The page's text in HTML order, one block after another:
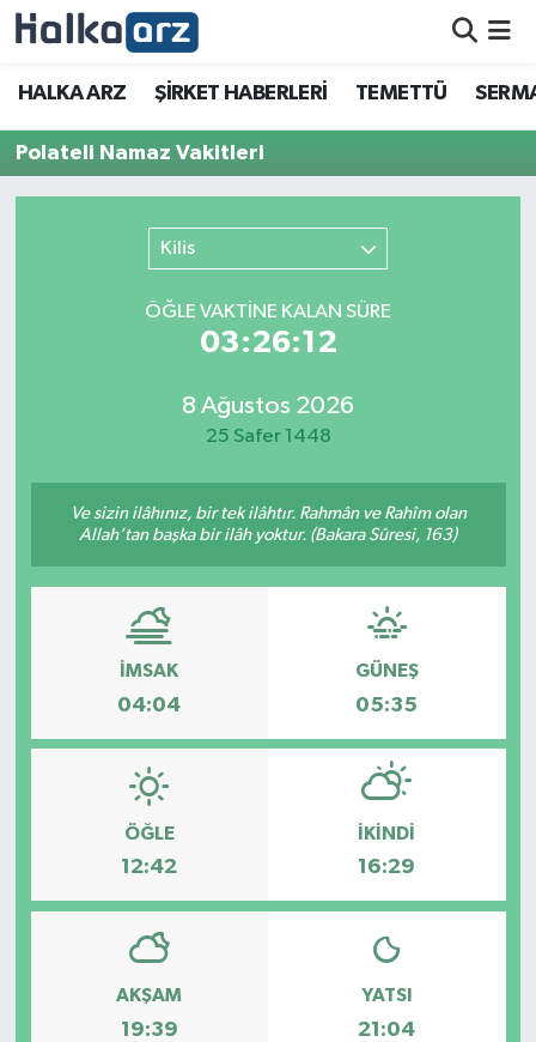
HALKA ARZ ŞİRKET HABERLERİ TEMETTÜ
Polateli Namaz Vakitleri
Kilis
ÖĞLE VAKTİNE KALAN SÜRE
03:26:12
8 Ağustos 2026
25 Safer 1448
Ve sizin ilâhınız, bir tek ilâhtır. Rahmân ve Rahîm olan
Allah’tan başka bir ilâh yoktur. (Bakara Sûresi, 163)
İMSAK
04:04
GÜNEŞ
05:35
ÖĞLE
12:42
İKINDI
16:29
AKŞAM
19:39
YATSI
21:04
HALKA ARZ
SERMAYE ARTIRIMI
TEMETTÜ